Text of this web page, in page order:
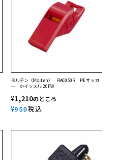
モルテン（Molten） RA0050R PE サッカ
ー ホイッスル 20FW
¥1,210のところ
¥950税込